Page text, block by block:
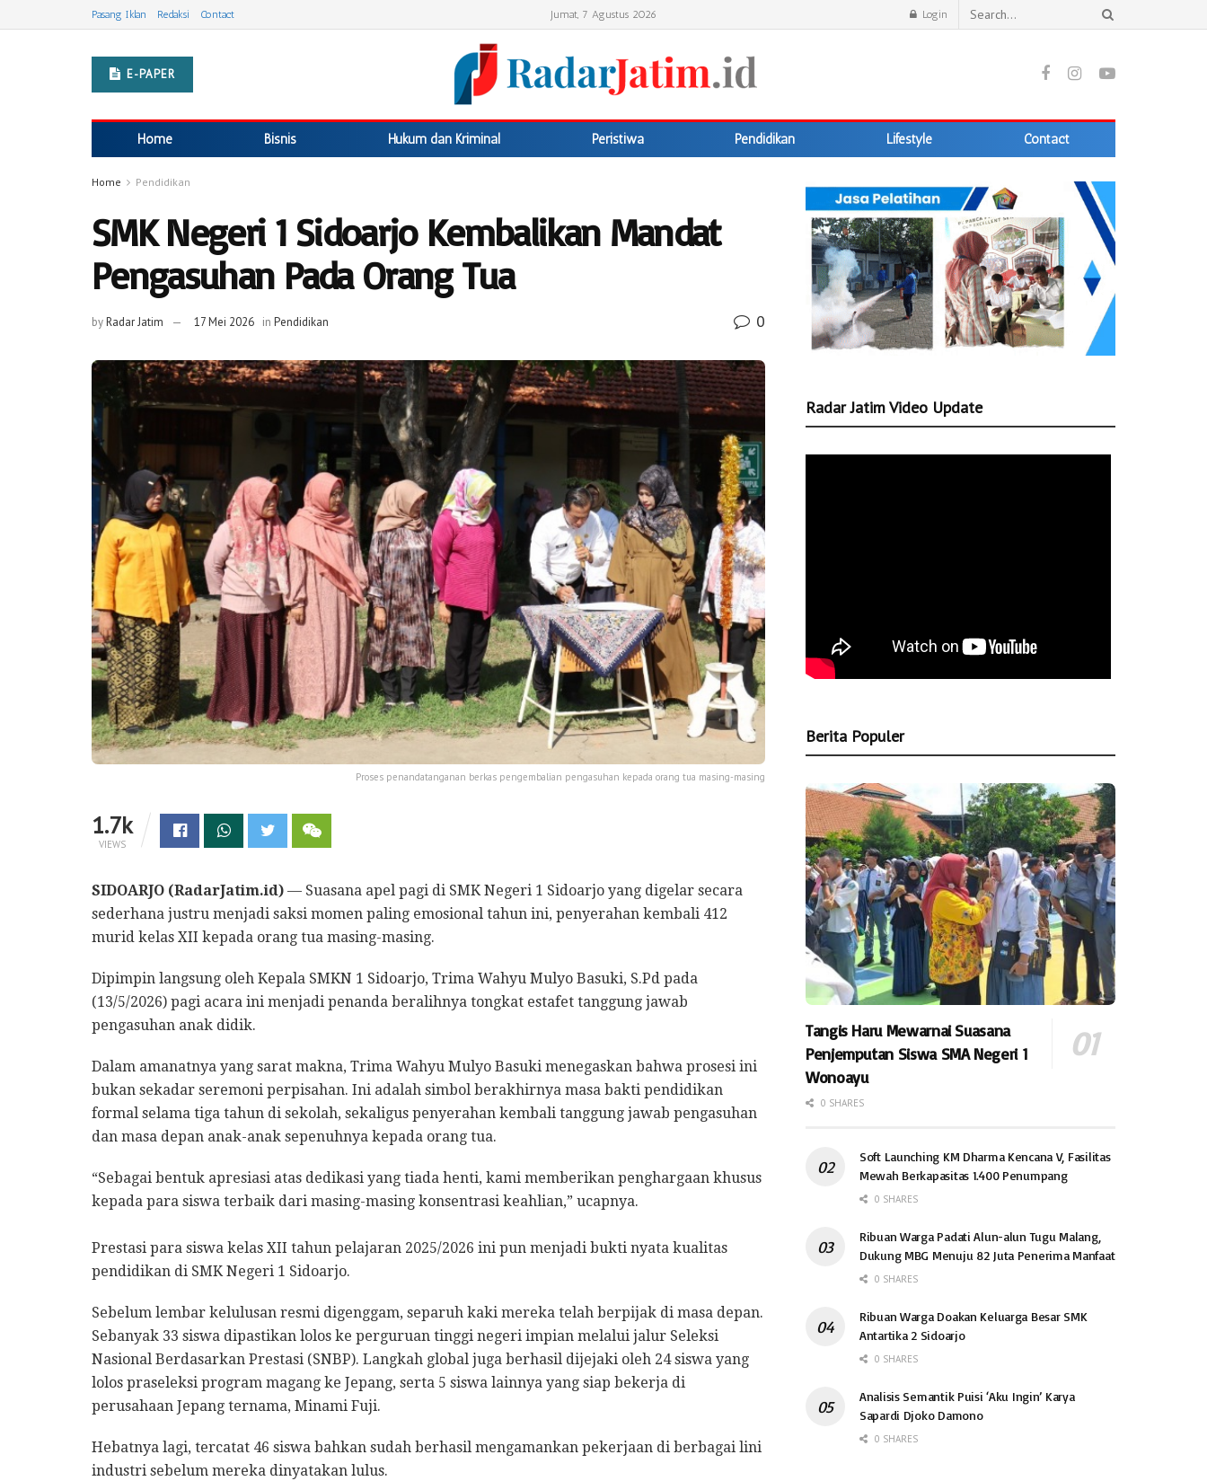
Pasang Iklan Redaksi Contact Jumat, 7 Agustus 2026 Login
E-PAPER
Home Bisnis Hukum dan Kriminal Peristiwa Pendidikan Lifestyle Contact
Home Pendidikan
SMK Negeri 1 Sidoarjo Kembalikan Mandat
Pengasuhan Pada Orang Tua
byRadar Jatim 17 Mei 2026 in Pendidikan 0
Proses penandatanganan berkas pengembalian pengasuhan kepada orang tua masing-masing
1.7k
VIEWS
SIDOARJO (RadarJatim.id) — Suasana apel pagi di SMK Negeri 1 Sidoarjo yang digelar secara
sederhana justru menjadi saksi momen paling emosional tahun ini, penyerahan kembali 412
murid kelas XII kepada orang tua masing-masing.
Dipimpin langsung oleh Kepala SMKN 1 Sidoarjo, Trima Wahyu Mulyo Basuki, S.Pd pada
(13/5/2026) pagi acara ini menjadi penanda beralihnya tongkat estafet tanggung jawab
pengasuhan anak didik.
Dalam amanatnya yang sarat makna, Trima Wahyu Mulyo Basuki menegaskan bahwa prosesi ini
bukan sekadar seremoni perpisahan. Ini adalah simbol berakhirnya masa bakti pendidikan
formal selama tiga tahun di sekolah, sekaligus penyerahan kembali tanggung jawab pengasuhan
dan masa depan anak-anak sepenuhnya kepada orang tua.
“Sebagai bentuk apresiasi atas dedikasi yang tiada henti, kami memberikan penghargaan khusus
kepada para siswa terbaik dari masing-masing konsentrasi keahlian,” ucapnya.
Prestasi para siswa kelas XII tahun pelajaran 2025/2026 ini pun menjadi bukti nyata kualitas
pendidikan di SMK Negeri 1 Sidoarjo.
Sebelum lembar kelulusan resmi digenggam, separuh kaki mereka telah berpijak di masa depan.
Sebanyak 33 siswa dipastikan lolos ke perguruan tinggi negeri impian melalui jalur Seleksi
Nasional Berdasarkan Prestasi (SNBP). Langkah global juga berhasil dijejaki oleh 24 siswa yang
lolos praseleksi program magang ke Jepang, serta 5 siswa lainnya yang siap bekerja di
perusahaan Jepang ternama, Minami Fuji.
Hebatnya lagi, tercatat 46 siswa bahkan sudah berhasil mengamankan pekerjaan di berbagai lini
industri sebelum mereka dinyatakan lulus.
Radar Jatim Video Update
Berita Populer
Tangis Haru Mewarnai Suasana
Penjemputan Siswa SMA Negeri 1
Wonoayu
0 SHARES
Soft Launching KM Dharma Kencana V, Fasilitas
Mewah Berkapasitas 1.400 Penumpang
0 SHARES
Ribuan Warga Padati Alun-alun Tugu Malang,
Dukung MBG Menuju 82 Juta Penerima Manfaat
0 SHARES
Ribuan Warga Doakan Keluarga Besar SMK
Antartika 2 Sidoarjo
0 SHARES
Analisis Semantik Puisi ‘Aku Ingin’ Karya
Sapardi Djoko Damono
0 SHARES